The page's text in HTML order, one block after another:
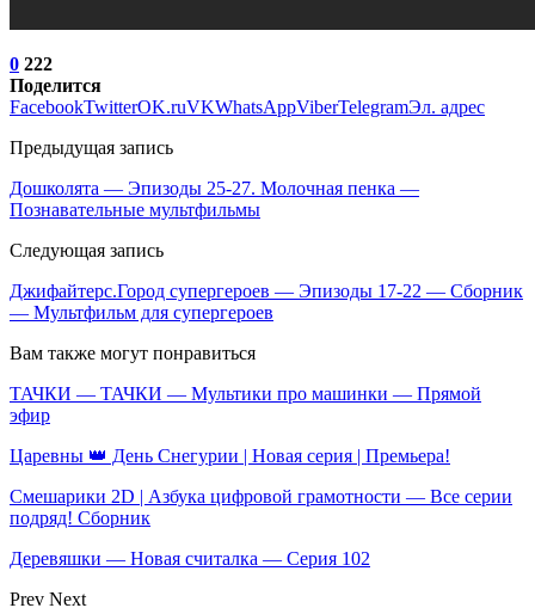
0 222
Поделится
FacebookTwitterOK.ruVKWhatsAppViberTelegramЭл. адрес
Предыдущая запись
Дошколята — Эпизоды 25-27. Молочная пенка —
Познавательные мультфильмы
Следующая запись
Джифайтерс.Город супергероев — Эпизоды 17-22 — Сборник
— Мультфильм для супергероев
Вам также могут понравиться
ТАЧКИ — ТАЧКИ — Мультики про машинки — Прямой
эфир
Царевны 👑 День Снегурии | Новая серия | Премьера!
Смешарики 2D | Азбука цифровой грамотности — Все серии
подряд! Сборник
Деревяшки — Новая считалка — Серия 102
Prev Next